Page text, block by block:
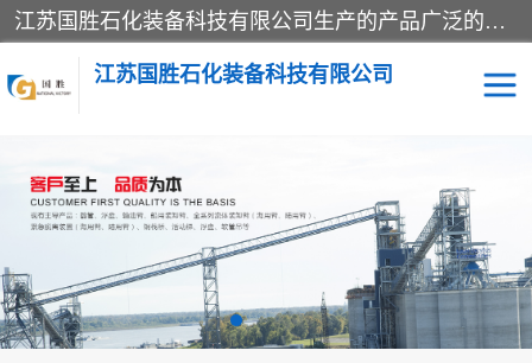
江苏国胜石化装备科技有限公司生产的产品广泛的应用于石油、石化等行业中，产品种类齐全，其中包括装卸鹤管、汽车鹤管、火车鹤管、装车鹤管、卸车鹤管、上装鹤管、下装鹤管、lng鹤管、发油鹤管、液氨鹤管、液化气鹤管等，我们生产的产品质量上乘，价格实惠，服务好，买鹤管就到国胜石化装备！
江苏国胜石化装备科技有限公司
输油臂 鹤管活动梯